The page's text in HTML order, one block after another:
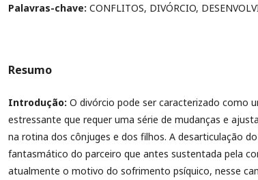
Palavras-chave: CONFLITOS, DIVÓRCIO,
Resumo
Introdução: O divórcio pode ser caracterizado como
estressante que requer uma série de mudanças e
na rotina dos cônjuges e dos filhos. A desarticulação
fantasmático do parceiro que antes sustentada pela
atualmente o motivo do sofrimento psíquico, nesse